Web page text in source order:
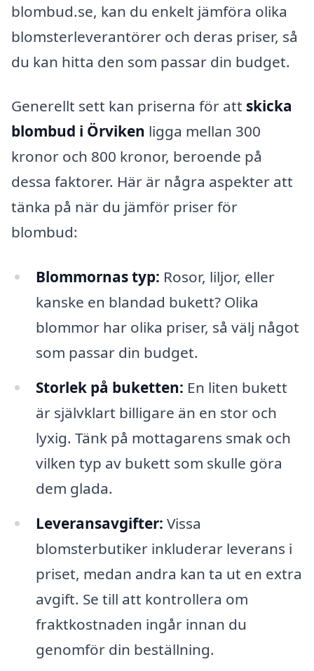
blombud.se, kan du enkelt jämföra olika
blomsterleverantörer och deras priser, så
du kan hitta den som passar din budget.
Generellt sett kan priserna för att skicka
blombud i Örviken ligga mellan 300
kronor och 800 kronor, beroende på
dessa faktorer. Här är några aspekter att
tänka på när du jämför priser för
blombud:
Blommornas typ: Rosor, liljor, eller
kanske en blandad bukett? Olika
blommor har olika priser, så välj något
som passar din budget.
Storlek på buketten: En liten bukett
är självklart billigare än en stor och
lyxig. Tänk på mottagarens smak och
vilken typ av bukett som skulle göra
dem glada.
Leveransavgifter: Vissa
blomsterbutiker inkluderar leverans i
priset, medan andra kan ta ut en extra
avgift. Se till att kontrollera om
fraktkostnaden ingår innan du
genomför din beställning.